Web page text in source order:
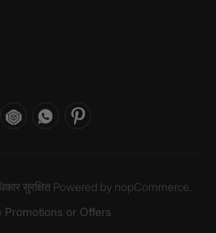
सुरक्षित Powered by nopCommerce.
Promotions or Offers